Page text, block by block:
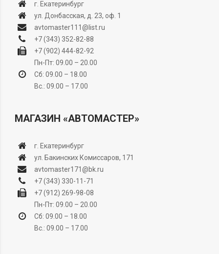
г. Екатеринбург
ул. Донбасская, д. 23, оф. 1
avtomaster111@list.ru
+7 (343) 352-82-88
+7 (902) 444-82-92
Пн-Пт: 09.00 – 20.00
Сб: 09.00 – 18.00
Вс.: 09.00 – 17.00
МАГАЗИН «АВТОМАСТЕР»
г. Екатеринбург
ул. Бакинских Комиссаров, 171
avtomaster171@bk.ru
+7 (343) 330-11-71
+7 (912) 269-98-08
Пн-Пт: 09.00 – 20.00
Сб: 09.00 – 18.00
Вс.: 09.00 – 17.00